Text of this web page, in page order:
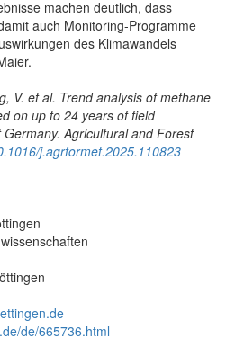
machen deutlich, dass
auch Monitoring-Programme
des Klimawandels
V. et al. Trend analysis of methane
on up to 24 years of field
Agricultural and Forest
j.agrformet.2025.110823
de/665736.html